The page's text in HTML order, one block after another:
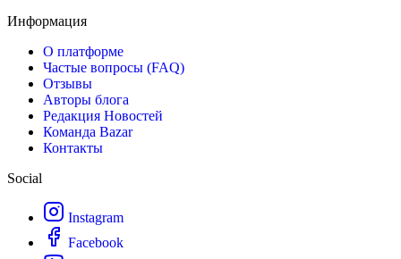
Информация
О платформе
Частые вопросы (FAQ)
Отзывы
Авторы блога
Редакция Новостей
Команда Bazar
Контакты
Social
Instagram
Facebook